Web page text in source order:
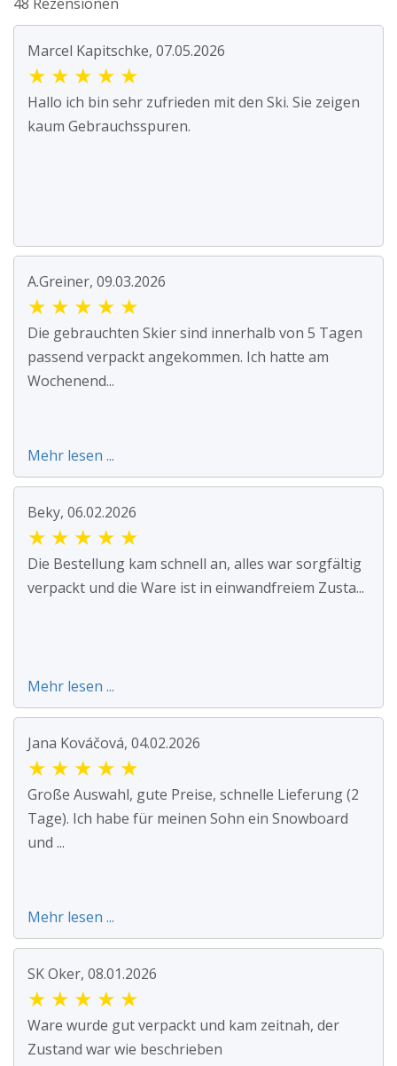
Marcel Kapitschke, 07.05.2026
★ ★ ★ ★ ★
Hallo ich bin sehr zufrieden mit den Ski. Sie zeigen
kaum Gebrauchsspuren.
A.Greiner, 09.03.2026
★ ★ ★ ★ ★
Die gebrauchten Skier sind innerhalb von 5 Tagen
passend verpackt angekommen. Ich hatte am
Wochenend...
Mehr lesen ...
Beky, 06.02.2026
★ ★ ★ ★ ★
Die Bestellung kam schnell an, alles war sorgfältig
verpackt und die Ware ist in einwandfreiem Zusta...
Mehr lesen ...
Jana Kováčová, 04.02.2026
★ ★ ★ ★ ★
Große Auswahl, gute Preise, schnelle Lieferung (2
Tage). Ich habe für meinen Sohn ein Snowboard
und ...
Mehr lesen ...
SK Oker, 08.01.2026
★ ★ ★ ★ ★
Ware wurde gut verpackt und kam zeitnah, der
Zustand war wie beschrieben